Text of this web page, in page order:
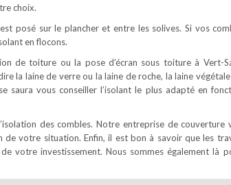
choix.
posé sur le plancher et entre les solives. Si vos
en flocons.
de toiture ou la pose d’écran sous toiture à Vert-
la laine de verre ou la laine de roche, la laine
vous conseiller l’isolant le plus adapté en
des combles. Notre entreprise de
votre situation. Enfin, il est bon à savoir que les
votre investissement. Nous sommes également là